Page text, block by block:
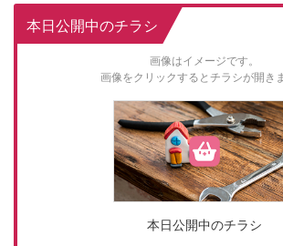
本日公開中のチラシ
画像はイメージです。
画像をクリックするとチラシが開きま
本日公開中のチラシ